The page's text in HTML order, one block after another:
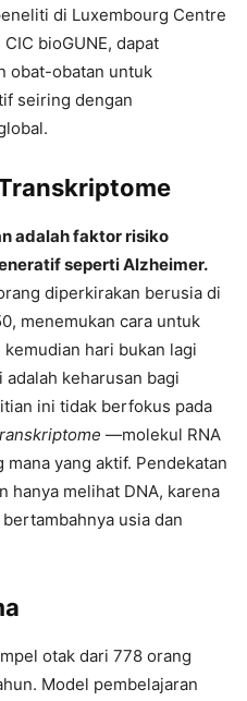
di Luxembourg Centre
bioGUNE, dapat
obat-obatan untuk
seiring dengan
adalah faktor risiko
seperti Alzheimer.
diperkirakan berusia di
menemukan cara untuk
hari bukan lagi
keharusan bagi
ini tidak berfokus pada
—molekul RNA
yang aktif. Pendekatan
hanya melihat DNA, karena
usia dan
otak dari 778 orang
Model pembelajaran